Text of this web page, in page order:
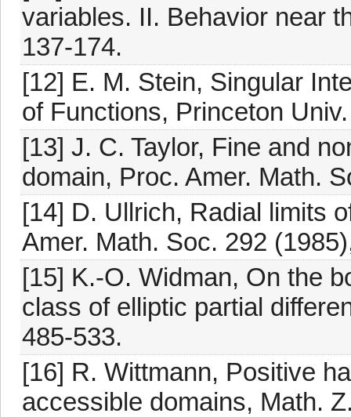
variables. II. Behavior near
137-174.
[12] E. M. Stein, Singular
of Functions, Princeton
[13] J. C. Taylor, Fine and
domain, Proc. Amer. Math.
[14] D. Ullrich, Radial limits
Amer. Math. Soc. 292
[15] K.-O. Widman, On the
class of elliptic partial
485-533.
[16] R. Wittmann, Positive
accessible domains, Math.